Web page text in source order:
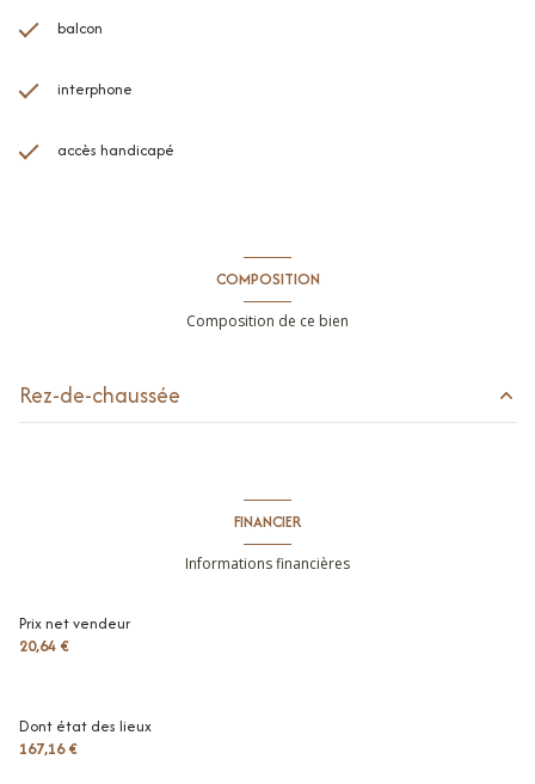
balcon
interphone
accès handicapé
COMPOSITION
Composition de ce bien
Rez-de-chaussée
séjour
salle de douche
FINANCIER
Informations financières
Prix net vendeur
20,64 €
Dont état des lieux
167,16 €